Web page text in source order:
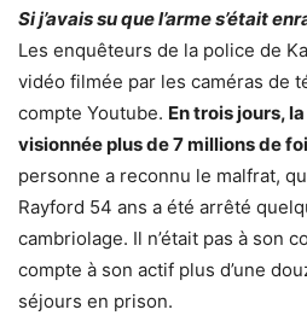
Si j’avais su que l’arme s’était
Les enquêteurs de la police de
vidéo filmée par les caméras de
compte Youtube. En trois jours,
visionnée plus de 7 millions de
personne a reconnu le malfrat,
Rayford 54 ans a été arrêté
cambriolage. Il n’était pas à son
compte à son actif plus d’une
séjours en prison.